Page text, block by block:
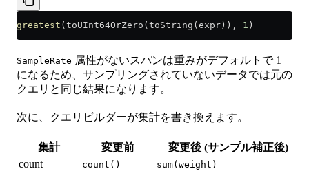
greatest (toUInt64OrZero(toString(expr)), 1 )
SampleRate 属性がないスパンは重みがデフォルトで 1
になるため、サンプリングされていないデータでは元の
クエリと同じ結果になります。
次に、クエリビルダーが集計を書き換えます。
集計 変更前
変更後 (サンプル補正後)
count
count() sum(weight)